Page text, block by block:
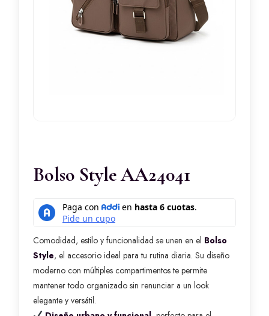
Bolso Style AA24041
Comodidad, estilo y funcionalidad se unen en el Bolso
Style, el accesorio ideal para tu rutina diaria. Su diseño
moderno con múltiples compartimentos te permite
mantener todo organizado sin renunciar a un look
elegante y versátil.